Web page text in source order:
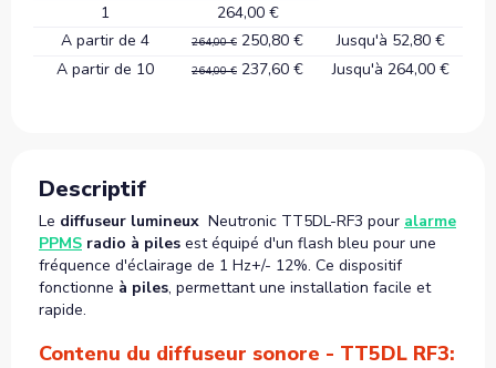
1
264,00 €
A partir de 4
264,00 € 250,80 €
Jusqu'à 52,80 €
A partir de 10
264,00 € 237,60 € Jusqu'à 264,00 €
Descriptif
Le diffuseur lumineux Neutronic TT5DL-RF3 pour alarme
PPMS radio à piles est équipé d'un flash bleu pour une
fréquence d'éclairage de 1 Hz+/- 12%. Ce dispositif
fonctionne à piles, permettant une installation facile et
rapide.
Contenu du diffuseur sonore - TT5DL RF3: